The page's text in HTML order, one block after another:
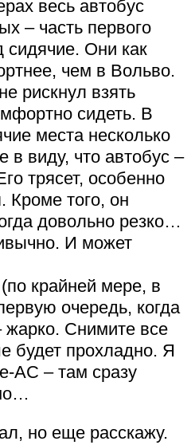
весь автобус
– часть первого
сидячие. Они как
чем в Вольво.
рискнул взять
сидеть. В
места несколько
виду, что автобус –
трясет, особенно
Кроме того, он
довольно резко…
И может
крайней мере, в
очередь, когда
жарко. Снимите все
будет прохладно. Я
АС – там сразу
но еще расскажу.